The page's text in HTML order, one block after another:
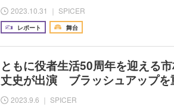
2023.10.31 ｜ SPICER
レポート 舞台
ともに役者生活50周年を迎える
丈史が出演 ブラッシュアップ
2023.9.6 ｜ SPICER